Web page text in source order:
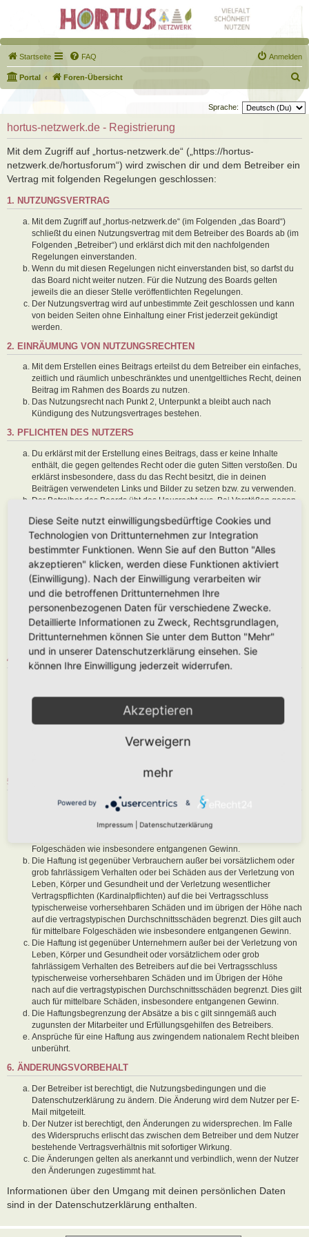
Startseite FAQ Anmelden
Portal Foren-Übersicht
u
c
Sprache:
hortus-netzwerk.de - Registrierung
Mit dem Zugriff auf „hortus-netzwerk.de“ („https://hortus-
netzwerk.de/hortusforum“) wird zwischen dir und dem Betreiber ein
Vertrag mit folgenden Regelungen geschlossen:
1. NUTZUNGSVERTRAG
Mit dem Zugriff auf „hortus-netzwerk.de“ (im Folgenden „das Board“)
schließt du einen Nutzungsvertrag mit dem Betreiber des Boards ab (im
Folgenden „Betreiber“) und erklärst dich mit den nachfolgenden
Regelungen einverstanden.
Wenn du mit diesen Regelungen nicht einverstanden bist, so darfst du
das Board nicht weiter nutzen. Für die Nutzung des Boards gelten
jeweils die an dieser Stelle veröffentlichten Regelungen.
Der Nutzungsvertrag wird auf unbestimmte Zeit geschlossen und kann
von beiden Seiten ohne Einhaltung einer Frist jederzeit gekündigt
werden.
2. EINRÄUMUNG VON NUTZUNGSRECHTEN
Mit dem Erstellen eines Beitrags erteilst du dem Betreiber ein einfaches,
zeitlich und räumlich unbeschränktes und unentgeltliches Recht, deinen
Beitrag im Rahmen des Boards zu nutzen.
Das Nutzungsrecht nach Punkt 2, Unterpunkt a bleibt auch nach
Kündigung des Nutzungsvertrages bestehen.
3. PFLICHTEN DES NUTZERS
Du erklärst mit der Erstellung eines Beitrags, dass er keine Inhalte
enthält, die gegen geltendes Recht oder die guten Sitten verstoßen. Du
erklärst insbesondere, dass du das Recht besitzt, die in deinen
Beiträgen verwendeten Links und Bilder zu setzen bzw. zu verwenden.
Der Betreiber des Boards übt das Hausrecht aus. Bei Verstößen gegen
Regeln kann der Betreiber dich nach Abmahnung zeitweise oder
dauerhaft von der Nutzung dieses Boards ausschließen und dir ein
Hausverbot erteilen.
Du nimmst zur Kenntnis, dass der Betreiber keine Verantwortung für die
Inhalte von Beiträgen übernimmt, die er nicht selbst erstellt hat oder die
er nicht zur Kenntnis genommen hat. Du gestattest dem Betreiber, dein
Benutzerkonto, Beiträge und Funktionen jederzeit zu löschen oder zu
sperren.
Du gestattest dem Betreiber darüber hinaus, deine Beiträge
abzuändern, sofern sie gegen o. g. Regeln verstoßen oder geeignet
sind, dem Betreiber oder einem Dritten Schaden zuzufügen.
4. GENERAL PUBLIC LICENSE
www.phpbb.com
Informationen werden durch die deutschsprachige Community unter
www.phpbb.dezur Verfügung gestellt. Beide haben keinen Einfluss auf
die Art und Weise, wie die Software verwendet wird. Sie können
insbesondere die Verwendung der Software für bestimmte Zwecke nicht
5. GEWÄHRLEISTUNG
Der Betreiber haftet mit Ausnahme der Verletzung von Leben, Körper
und Gesundheit und der Verletzung wesentlicher Vertragspflichten
(Kardinalpflichten) nur für Schäden, die auf ein vorsätzliches oder grob
Folgeschäden wie insbesondere entgangenen Gewinn.
Die Haftung ist gegenüber Verbrauchern außer bei vorsätzlichem oder
grob fahrlässigem Verhalten oder bei Schäden aus der Verletzung von
Leben, Körper und Gesundheit und der Verletzung wesentlicher
Vertragspflichten (Kardinalpflichten) auf die bei Vertragsschluss
typischerweise vorhersehbaren Schäden und im übrigen der Höhe nach
auf die vertragstypischen Durchschnittsschäden begrenzt. Dies gilt auch
für mittelbare Folgeschäden wie insbesondere entgangenen Gewinn.
Die Haftung ist gegenüber Unternehmern außer bei der Verletzung von
Leben, Körper und Gesundheit oder vorsätzlichem oder grob
fahrlässigem Verhalten des Betreibers auf die bei Vertragsschluss
typischerweise vorhersehbaren Schäden und im Übrigen der Höhe
nach auf die vertragstypischen Durchschnittsschäden begrenzt. Dies gilt
auch für mittelbare Schäden, insbesondere entgangenen Gewinn.
Die Haftungsbegrenzung der Absätze a bis c gilt sinngemäß auch
zugunsten der Mitarbeiter und Erfüllungsgehilfen des Betreibers.
Ansprüche für eine Haftung aus zwingendem nationalem Recht bleiben
unberührt.
6. ÄNDERUNGSVORBEHALT
Der Betreiber ist berechtigt, die Nutzungsbedingungen und die
Datenschutzerklärung zu ändern. Die Änderung wird dem Nutzer per E-
Mail mitgeteilt.
Der Nutzer ist berechtigt, den Änderungen zu widersprechen. Im Falle
des Widerspruchs erlischt das zwischen dem Betreiber und dem Nutzer
bestehende Vertragsverhältnis mit sofortiger Wirkung.
Die Änderungen gelten als anerkannt und verbindlich, wenn der Nutzer
den Änderungen zugestimmt hat.
Informationen über den Umgang mit deinen persönlichen Daten
sind in der Datenschutzerklärung enthalten.
Diese Seite nutzt einwilligungsbedürftige Cookies und
Technologien von Drittunternehmen zur Integration
bestimmter Funktionen. Wenn Sie auf den Button "Alles
akzeptieren" klicken, werden diese Funktionen aktiviert
(Einwilligung). Nach der Einwilligung verarbeiten wir
und die betroffenen Drittunternehmen Ihre
personenbezogenen Daten für verschiedene Zwecke.
Detaillierte Informationen zu Zweck, Rechtsgrundlagen,
Drittunternehmen können Sie unter dem Button "Mehr"
und in unserer Datenschutzerklärung einsehen. Sie
können Ihre Einwilligung jederzeit widerrufen.
Akzeptieren
Verweigern
mehr
Powered by &
Impressum Datenschutzerklärung